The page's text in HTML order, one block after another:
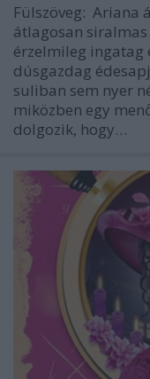
Fülszöveg: Ariana
átlagosan
érzelmileg ingatag
dúsgazdag
suliban sem nyer
miközben egy
dolgozik, hogy…